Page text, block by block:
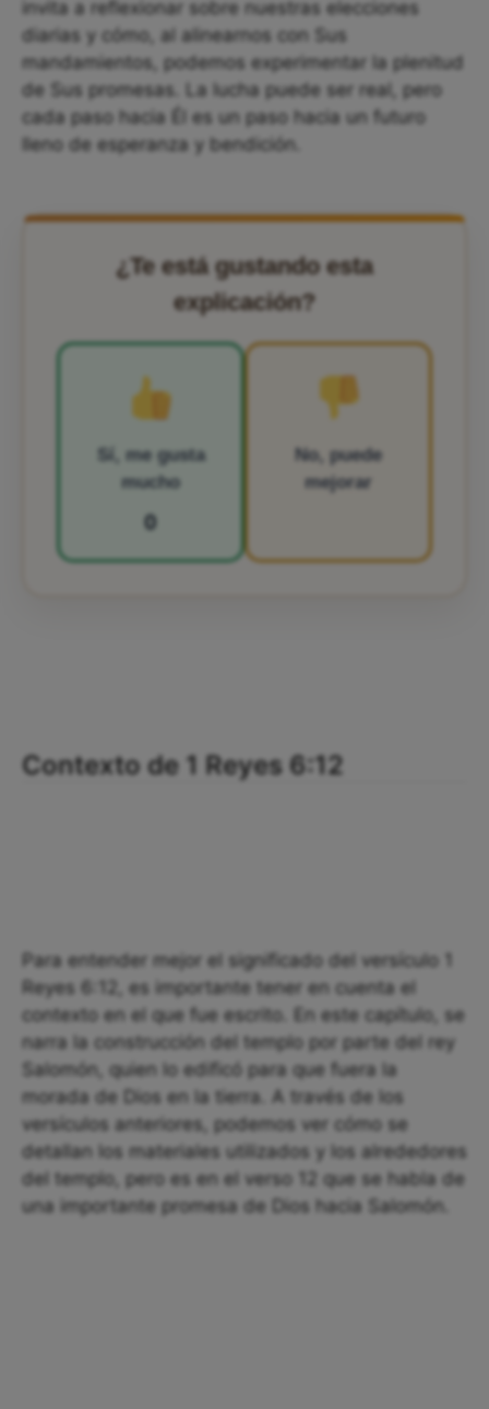
invita a reflexionar sobre nuestras elecciones
diarias y cómo, al alinearnos con Sus
mandamientos, podemos experimentar la plenitud
de Sus promesas. La lucha puede ser real, pero
cada paso hacia Él es un paso hacia un futuro
lleno de esperanza y bendición.
¿Te está gustando esta
explicación?
Sí, me gusta
mucho
0
No, puede
mejorar
Contexto de 1 Reyes 6:12
Para entender mejor el significado del versículo 1
Reyes 6:12, es importante tener en cuenta el
contexto en el que fue escrito. En este capítulo, se
narra la construcción del templo por parte del rey
Salomón, quien lo edificó para que fuera la
morada de Dios en la tierra. A través de los
versículos anteriores, podemos ver cómo se
detallan los materiales utilizados y los alrededores
del templo, pero es en el verso 12 que se habla de
una importante promesa de Dios hacia Salomón.